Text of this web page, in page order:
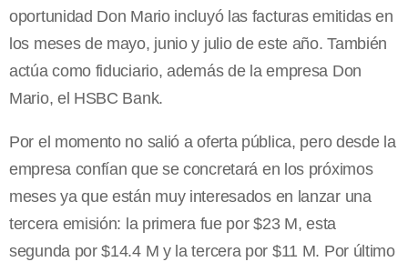
oportunidad Don Mario incluyó las facturas emitidas en
los meses de mayo, junio y julio de este año. También
actúa como fiduciario, además de la empresa Don
Mario, el HSBC Bank.
Por el momento no salió a oferta pública, pero desde la
empresa confían que se concretará en los próximos
meses ya que están muy interesados en lanzar una
tercera emisión: la primera fue por $23 M, esta
segunda por $14.4 M y la tercera por $11 M. Por último